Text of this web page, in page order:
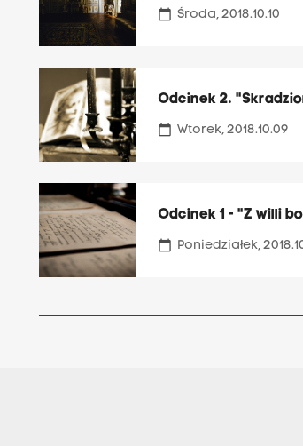
calendar_today Środa, 2018.10.10
Odcinek 2.
calendar_today Wtorek, 2018.10.09
Odcinek 1 - "Z willi
calendar_today Poniedziałek,